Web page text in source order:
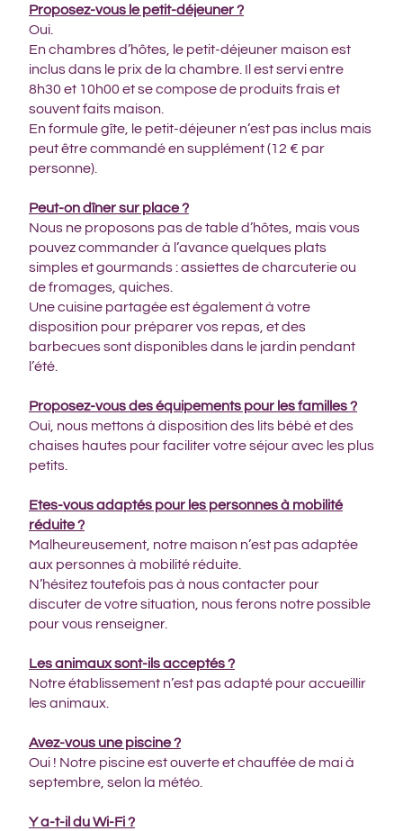
Proposez-vous le petit-déjeuner ?
Oui.
En chambres d’hôtes, le petit-déjeuner maison est
inclus dans le prix de la chambre. Il est servi entre
8h30 et 10h00 et se compose de produits frais et
souvent faits maison.
En formule gîte, le petit-déjeuner n’est pas inclus mais
peut être commandé en supplément (12 € par
personne).
Peut-on dîner sur place ?
Nous ne proposons pas de table d’hôtes, mais vous
pouvez commander à l’avance quelques plats
simples et gourmands : assiettes de charcuterie ou
de fromages, quiches.
Une cuisine partagée est également à votre
disposition pour préparer vos repas, et des
barbecues sont disponibles dans le jardin pendant
l’été.
Proposez-vous des équipements pour les familles ?
Oui, nous mettons à disposition des lits bébé et des
chaises hautes pour faciliter votre séjour avec les plus
petits.
Etes-vous adaptés pour les personnes à mobilité
réduite ?
Malheureusement, notre maison n’est pas adaptée
aux personnes à mobilité réduite.
N’hésitez toutefois pas à nous contacter pour
discuter de votre situation, nous ferons notre possible
pour vous renseigner.
Les animaux sont-ils acceptés ?
Notre établissement n’est pas adapté pour accueillir
les animaux.
Avez-vous une piscine ?
Oui ! Notre piscine est ouverte et chauffée de mai à
septembre, selon la météo.
Y a-t-il du Wi-Fi ?